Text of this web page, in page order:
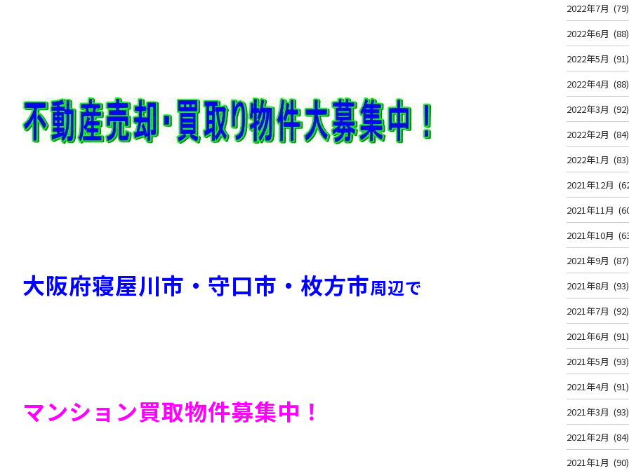
大阪府寝屋川市・守口市 ・枚方市周辺で
マンション買取物件募集中！
2022年7月 (79)
2022年6月 (88)
2022年5月 (91)
2022年4月 (88)
2022年3月 (92)
2022年2月 (84)
2022年1月 (83)
2021年12月
2021年11月
2021年10月
2021年9月 (87)
2021年8月 (93)
2021年7月 (92)
2021年6月 (91)
2021年5月 (93)
2021年4月 (91)
2021年3月 (93)
2021年2月 (84)
2021年1月 (90)